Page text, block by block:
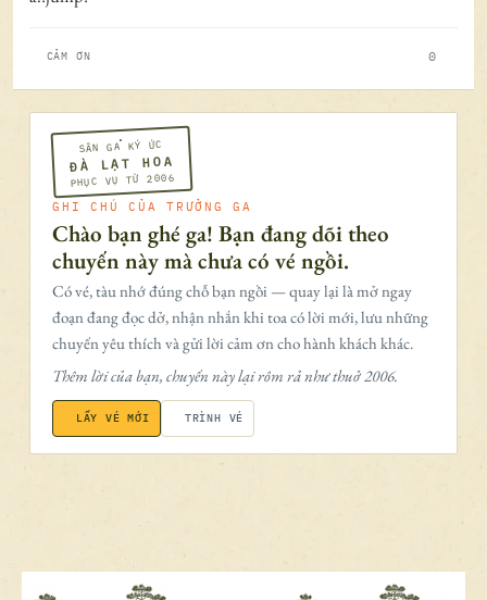
CẢM ƠN 0
SÂN GA KÝ ỨC
ĐÀ LẠT HOA
PHỤC VỤ TỪ 2006
GHI CHÚ CỦA TRƯỞNG GA
Chào bạn ghé ga! Bạn đang dõi theo
chuyến này mà chưa có vé ngồi.
Có vé, tàu nhớ đúng chỗ bạn ngồi — quay lại là mở ngay
đoạn đang đọc dở, nhận nhắn khi toa có lời mới, lưu những
chuyến yêu thích và gửi lời cảm ơn cho hành khách khác.
Thêm lời của bạn, chuyến này lại rôm rả như thuở 2006.
LẤY VÉ MỚI TRÌNH VÉ